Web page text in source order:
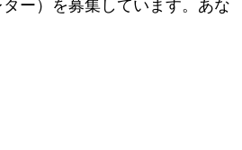
ー）を募集しています。あな